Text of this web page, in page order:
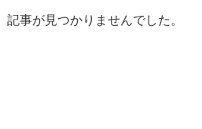
記事が見つかりませんでした。